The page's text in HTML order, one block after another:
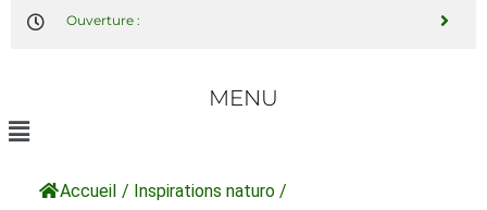
Ouverture :
MENU
Accueil / Inspirations naturo /